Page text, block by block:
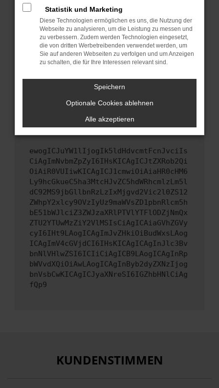
Betriebssystem auf dem neuesten Stand
sind.
Veraltete Software birgt nicht nur ein
Sicherheitsrisiko, sondern kann auch dazu
führen, dass bestimmte Funktionen nicht mehr
unterstützt werden.
Wenn du alle oben genannten Schritte versucht
versuchen, das Problem zu beheben. Du kannst
uns diesen Text schicken, um uns bei der
Fehlersuche zu unterstützen:
ewogICJuYW1lIjogIk5ldHdvcmtFcnJvciIs
CiAgImNvbmZpZyI6IHsKICAgICJtZXRob2Qi
OiAiR0VUIiwKICAgICJ1cmwiOiAiaHR0cHM6
Ly9hcGkueC5ha3MtcHJvZC5hdWRhcmlzLm5l
dC92MS9jbGllbnRzLzIxMjgvd2Vic2l0ZS12
ZWhpY2xlcy9OVzIyUz9maWVsZD1pbnRlcm5h
bE51bWJlciZ3ZWJzaXRlPTVlYTFlODZjNmQx
ZTU2YTUwMzZiY2VlMSIsCiAgICAiaGVhZGVy
cyI6IHt9LAogICAgImJvZHkiOiBudWxsLAog
ICAgImV4cGVjdCI6IHsKICAgICAgInJlc3Bv
bnNlVHlwZSI6ICIiCiAgICB9LAogICAgInRp
bWVvdXQiOiAwLAogICAgInByb2dyZXNzIjog
bnVsbCwKICAgICJyaXNreSI6IGZhbHNlCiAg
fQp9
KUNDENSTIMMEN
Statistik und Marketing
Diese Technologien ermöglichen es uns, die Nutzung der
Webseite zu analysieren, um die Leistung zu messen und
zu verbessern. Zudem werden Technologien eingesetzt,
die von dritten Werbetreibenden verwendet werden, um
Sie auf anderen Webseiten zu verfolgen und um Anzeigen
zu schalten, die für Ihre Interessen relevant sind.
Speichern
Optionale Cookies ablehnen
Alle akzeptieren